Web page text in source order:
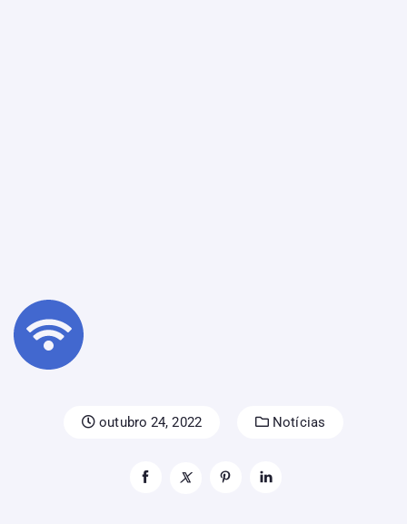
outubro 24, 2022 Notícias